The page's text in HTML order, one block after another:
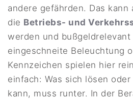
andere gefährden. Das kann
die Betriebs- und
werden und bußgeldrelevant
eingeschneite Beleuchtung
Kennzeichen spielen hier
einfach: Was sich lösen
kann, muss runter. In der